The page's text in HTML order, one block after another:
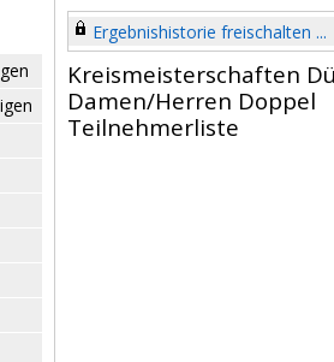
Ergebnishistorie freischalten ...
Kreismeisterschaften
Damen/Herren Doppel
Teilnehmerliste